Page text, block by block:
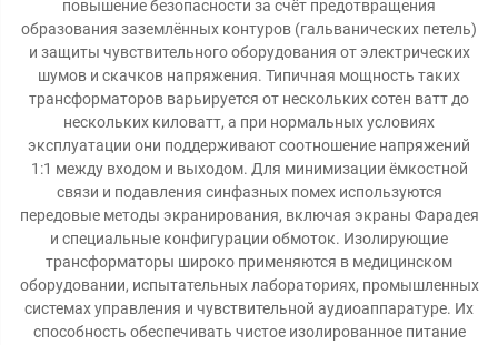
повышение безопасности за счёт предотвращения
образования заземлённых контуров (гальванических петель)
и защиты чувствительного оборудования от электрических
шумов и скачков напряжения. Типичная мощность таких
трансформаторов варьируется от нескольких сотен ватт до
нескольких киловатт, а при нормальных условиях
эксплуатации они поддерживают соотношение напряжений
1:1 между входом и выходом. Для минимизации ёмкостной
связи и подавления синфазных помех используются
передовые методы экранирования, включая экраны Фарадея
и специальные конфигурации обмоток. Изолирующие
трансформаторы широко применяются в медицинском
оборудовании, испытательных лабораториях, промышленных
системах управления и чувствительной аудиоаппаратуре. Их
способность обеспечивать чистое изолированное питание